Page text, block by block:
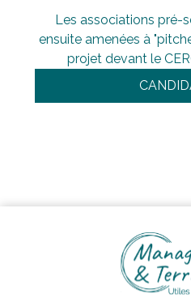
Les associations pré-
ensuite amenées à
projet devant le